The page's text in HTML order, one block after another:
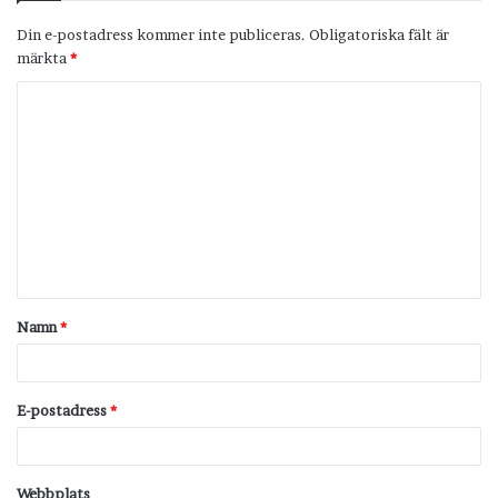
Din e-postadress kommer inte publiceras. Obligatoriska fält är
märkta *
t
a
Namn*
E-postadress*
Webbplats